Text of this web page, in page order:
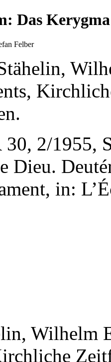
Das
Felber
2/1955,
Dieu.
in:
Wilhelm